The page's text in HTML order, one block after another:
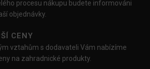
procesu nákupu budete informováni
objednávky.
CENY
vztahům s dodavateli Vám nabízíme
na zahradnické produkty.